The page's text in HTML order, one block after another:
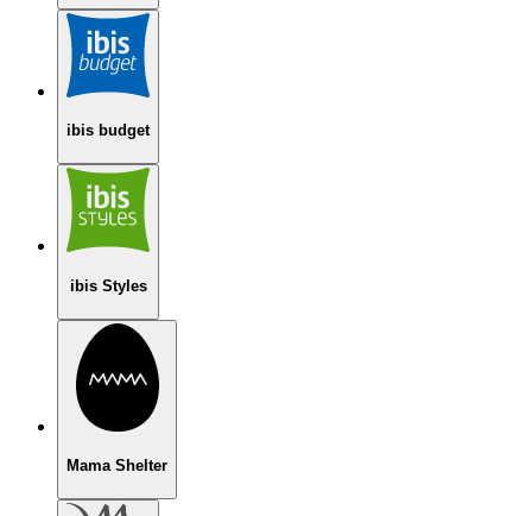
ibis budget
ibis Styles
Mama Shelter